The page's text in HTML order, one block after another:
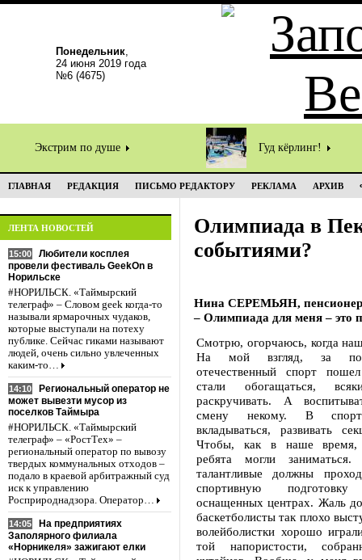
Понедельник,
24 июня 2019 года
№6 (4675)
Экстрим по душе Гуд кёрлинг!
ГЛАВНАЯ РЕДАКЦИЯ ПИСЬМО РЕДАКТОРУ РЕКЛАМА АРХИВ
ЛЕНТА НОВОСТЕЙ
15:00
Любители косплея
провели фестиваль GeekOn в
Норильске
#НОРИЛЬСК. «Таймырский
телеграф» – Словом geek когда-то
называли ярмарочных чудаков,
которые выступали на потеху
публике. Сейчас гиками называют
людей, очень сильно увлеченных
каким-то…
14:10
Региональный оператор не
может вывезти мусор из
поселков Таймыра
#НОРИЛЬСК. «Таймырский
телеграф» – «РостТех» –
региональный оператор по вывозу
твердых коммунальных отходов –
подало в краевой арбитражный суд
иск к управлению
Росприроднадзора. Оператор…
14:05
На предприятиях
Заполярного филиала
«Норникеля» зажигают елки
Олимпиада в
событиями?
Нина СЕРЕМЬЯН,
– Олимпиада для меня – это
Смотрю, огорчаюсь, когда
На мой взгляд, за
отечественный спорт
стали обогащаться,
раскручивать. А
смену некому. В
вкладываться, развивать
Чтобы, как в наше время,
ребята могли
талантливые должны
спортивную
оснащенных центрах. Жаль
баскетболисты так плохо
волейболистки хорошо
той напористости,